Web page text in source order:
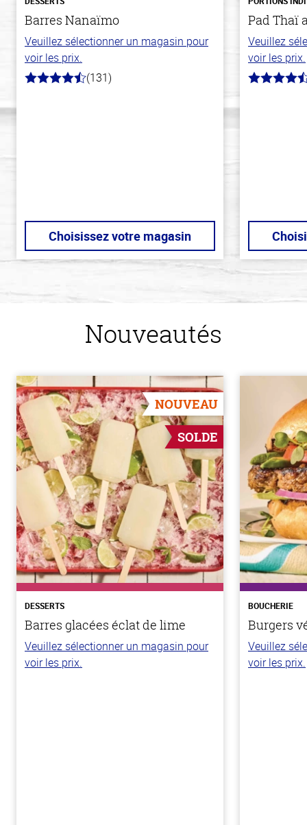
Barres Nanaïmo
Veuillez sélectionner un magasin pour
voir les prix.
4.4
(131)
Choisissez votre magasin
Pad Thaï
Veuillez
voir les prix.
4.3
Nouveautés
NOUVEAU
SOLDE
DESSERTS
Barres glacées éclat de lime
Veuillez sélectionner un magasin pour
voir les prix.
BOUCHERIE
Burgers
Veuillez
voir les prix.